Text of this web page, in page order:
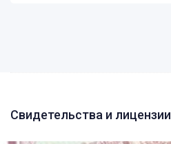
Свидетельства и лицензии